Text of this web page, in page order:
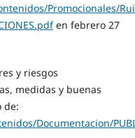
Promocionales/
en febrero 27
y riesgos
medidas y buenas
de:
Documentacion/